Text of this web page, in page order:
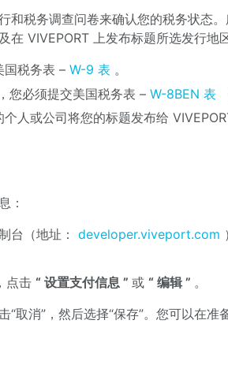
和税务调查问卷来确认您的税务状态
在 VIVEPORT 上发布标题所选发行地
国税务表 – W-9 表 。
您必须提交美国税务表 – W-8BEN 表
人或公司将您的标题发布给
：
台（地址： developer.viveport.com ）
点击 “ 设置支付信息 ” 或 “ 编辑” 。
取消”，然后选择“保存”。您可以在准